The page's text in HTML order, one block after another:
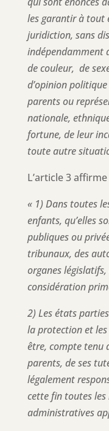
les garantir à tout
juridiction, sans
indépendamment
de couleur, de
d’opinion
parents ou
nationale,
fortune, de leur
toute autre
L’article 3
« 1) Dans toutes
enfants, qu’elles
publiques ou
tribunaux, des
organes
considération
2) Les états
la protection et les
être, compte tenu
parents, de ses
légalement
cette fin toutes les
administratives